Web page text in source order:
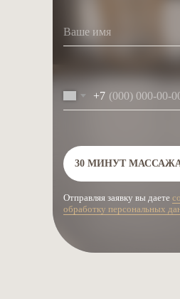
+7
30 МИНУТ
Отправляя заявку вы даете
обработку персональных